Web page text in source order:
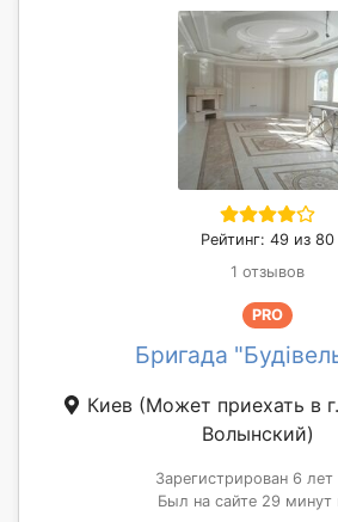
Рейтинг: 49 из 80
1 отзывов
PRO
Бригада
Киев (Может приехать в
Волынский)
Зарегистрирован 6 лет
Был на сайте 29 минут